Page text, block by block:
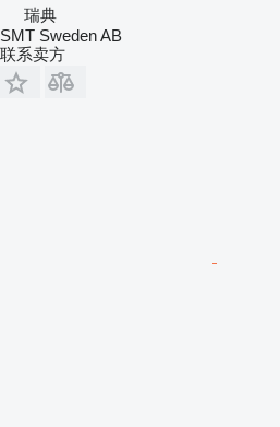
瑞典
SMT Sweden AB
联系卖方